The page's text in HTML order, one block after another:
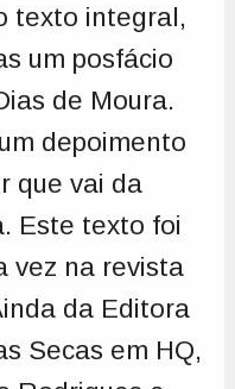
texto integral,
um posfácio
de Moura.
depoimento
que vai da
Este texto foi
vez na revista
da Editora
Secas em HQ,